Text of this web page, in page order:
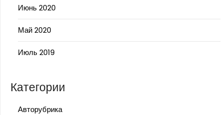
Июнь 2020
Май 2020
Июль 2019
Категории
Авторубрика